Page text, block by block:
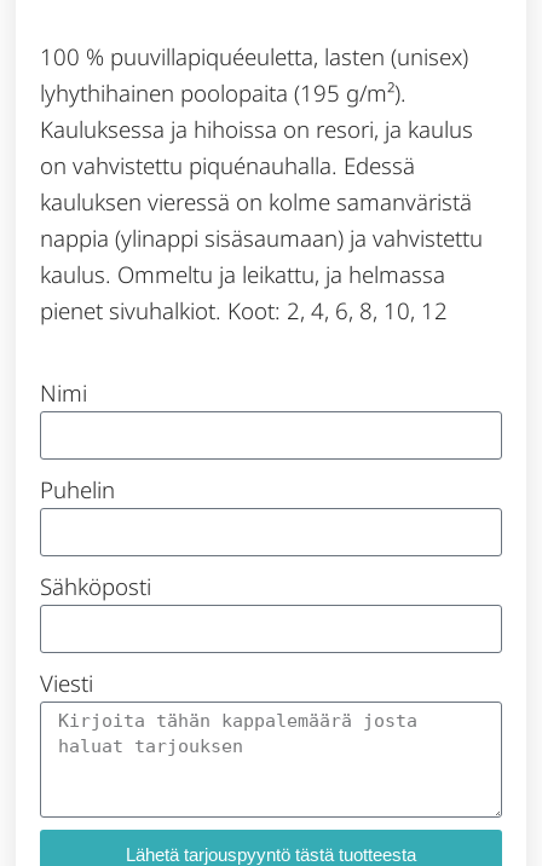
100 % puuvillapiquéeuletta, lasten (unisex)
lyhythihainen poolopaita (195 g/m²).
Kauluksessa ja hihoissa on resori, ja kaulus
on vahvistettu piquénauhalla. Edessä
kauluksen vieressä on kolme samanväristä
nappia (ylinappi sisäsaumaan) ja vahvistettu
kaulus. Ommeltu ja leikattu, ja helmassa
pienet sivuhalkiot. Koot: 2, 4, 6, 8, 10, 12
Nimi
Puhelin
Sähköposti
Viesti
Lähetä tarjouspyyntö tästä tuotteesta